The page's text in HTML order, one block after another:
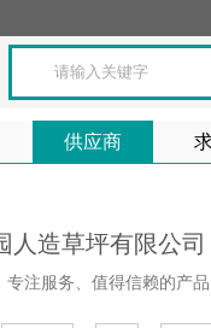
供应商
人造草坪有限公司
专注服务、值得信赖的产